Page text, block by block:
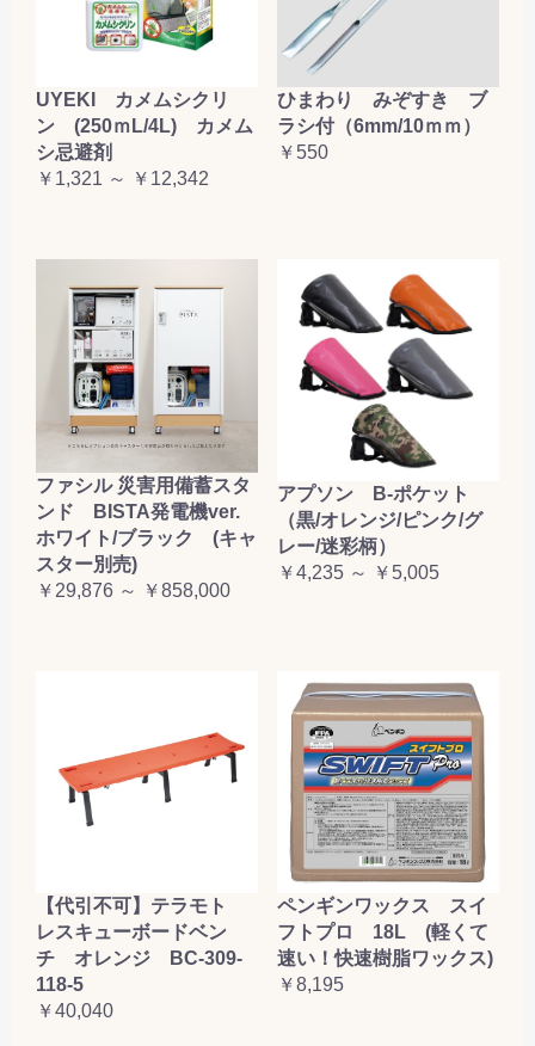
UYEKI カメムシクリ
ン (250ｍL/4L) カメム
シ忌避剤
￥1,321 ～ ￥12,342
ひまわり みぞすき ブ
ラシ付（6mm/10ｍｍ）
￥550
ファシル 災害用備蓄スタ
ンド BISTA発電機ver.
ホワイト/ブラック (キャ
スター別売)
￥29,876 ～ ￥858,000
アプソン B-ポケット
（黒/オレンジ/ピンク/グ
レー/迷彩柄）
￥4,235 ～ ￥5,005
【代引不可】テラモト
レスキューボードベン
チ オレンジ BC-309-
118-5
￥40,040
ペンギンワックス スイ
フトプロ 18L (軽くて
速い！快速樹脂ワックス)
￥8,195